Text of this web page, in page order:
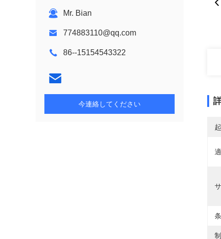
Mr. Bian
774883110@qq.com
86--15154543322
今連絡してください